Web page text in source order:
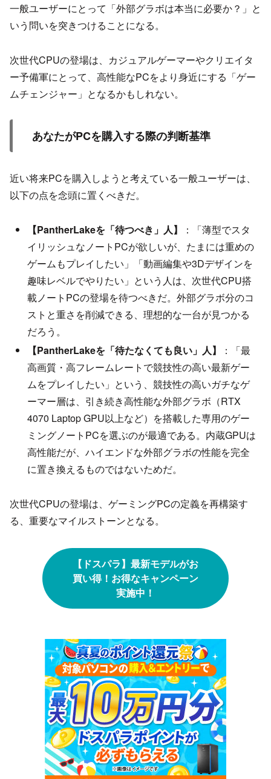
一般ユーザーにとって「外部グラボは本当に必要か？」と
いう問いを突きつけることになる。
次世代CPUの登場は、カジュアルゲーマーやクリエイタ
ー予備軍にとって、高性能なPCをより身近にする「ゲー
ムチェンジャー」となるかもしれない。
あなたがPCを購入する際の判断基準
近い将来PCを購入しようと考えている一般ユーザーは、
以下の点を念頭に置くべきだ。
【PantherLakeを「待つべき」人】
：「薄型でスタ
イリッシュなノートPCが欲しいが、たまには重めの
ゲームもプレイしたい」「動画編集や3Dデザインを
趣味レベルでやりたい」という人は、次世代CPU搭
載ノートPCの登場を待つべきだ。外部グラボ分のコ
ストと重さを削減できる、理想的な一台が見つかる
だろう。
【PantherLakeを「待たなくても良い」人】
：「最
高画質・高フレームレートで競技性の高い最新ゲー
ムをプレイしたい」という、競技性の高いガチなゲ
ーマー層は、引き続き高性能な外部グラボ（RTX
4070 Laptop GPU以上など）を搭載した専用のゲー
ミングノートPCを選ぶのが最適である。内蔵GPUは
高性能だが、ハイエンドな外部グラボの性能を完全
に置き換えるものではないためだ。
次世代CPUの登場は、ゲーミングPCの定義を再構築す
る、重要なマイルストーンとなる。
【ドスパラ】最新モデルがお
買い得！お得なキャンペーン
実施中！